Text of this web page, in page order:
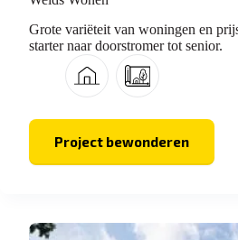
Grote variëteit van woningen en
starter naar doorstromer tot senior.
Project bewonderen
Weids
Wonen